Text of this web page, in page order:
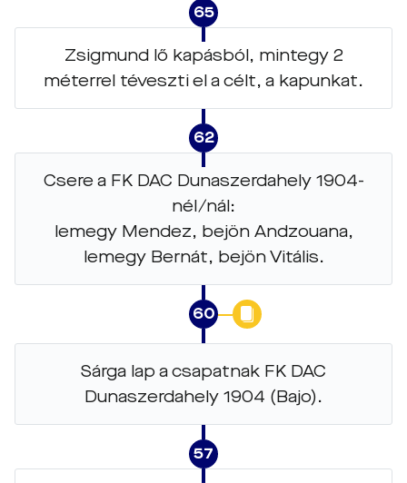
65
Zsigmund lő kapásból, mintegy 2
méterrel téveszti el a célt, a kapunkat.
62
Csere a FK DAC Dunaszerdahely 1904-
nél/nál:
lemegy Mendez, bejön Andzouana,
lemegy Bernát, bejön Vitális.
60
Sárga lap a csapatnak FK DAC
Dunaszerdahely 1904 (Bajo).
57